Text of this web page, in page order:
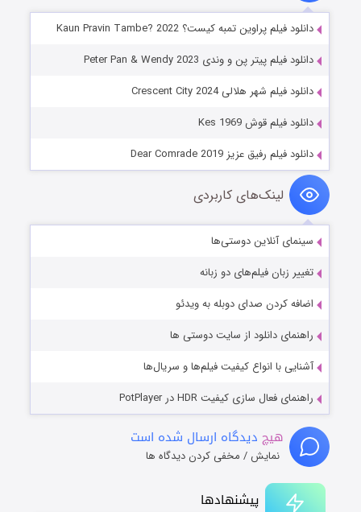
پیشنهادها
دانلود فیلم پراوین تمبه کیست؟ Kaun Pravin Tambe? 2022
دانلود فیلم پیتر پن و وندی Peter Pan & Wendy 2023
دانلود فیلم شهر هلالی Crescent City 2024
دانلود فیلم قوش Kes 1969
دانلود فیلم رفیق عزیز Dear Comrade 2019
لینک‌های کاربردی
سینمای آنلاین دوستی‌ها
تغییر زبان فیلم‌های دو زبانه
اضافه کردن صدای دوبله به ویدئو
راهنمای دانلود از سایت دوستی ها
آشنایی با انواع کیفیت فیلم‌ها و سریال‌ها
راهنمای فعال سازی کیفیت HDR در PotPlayer
هیچ دیدگاه ارسال شده است
نمایش / مخفی کردن دیدگاه ها